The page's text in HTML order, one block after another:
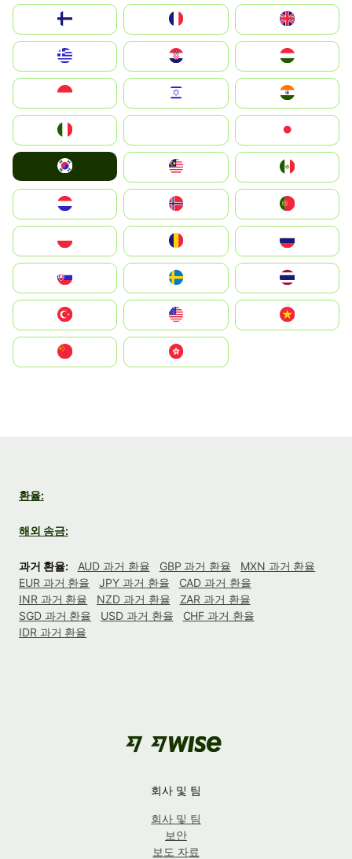
United Kingdom
Magyarország
South Korea
United States
中國香港特別行政區
환율:
해외 송금:
과거 환율: AUD 과거 환율 GBP 과거 환율
MXN 과거 환율
EUR 과거 환율
JPY 과거 환율
CAD 과거 환율
INR 과거 환율
NZD 과거 환율
ZAR 과거 환율
SGD 과거 환율
USD 과거 환율
CHF 과거 환율
IDR 과거 환율
회사 및 팀
회사 및 팀
보안
보도 자료